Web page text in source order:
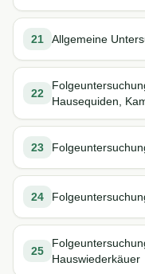
21 Allgemeine
22
Hausequiden,
23
24
25
Hauswiederkäuer